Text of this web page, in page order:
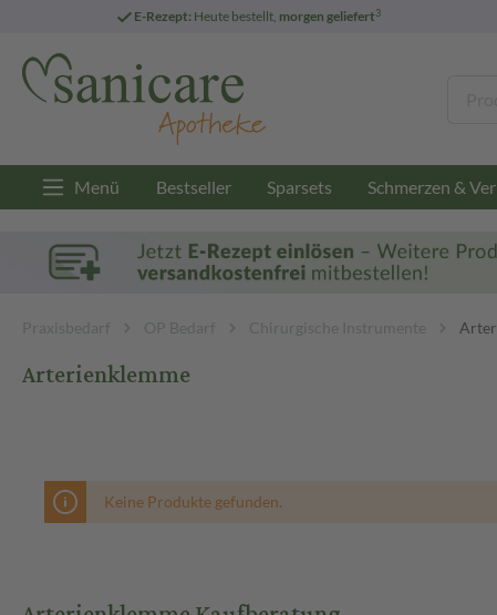
E-Rezept: Heute bestellt, morgen geliefert3
Menü Bestseller Sparsets Schmerzen &
Praxisbedarf OP Bedarf Chirurgische Instrumente
Arterienklemme
Keine Produkte gefunden.